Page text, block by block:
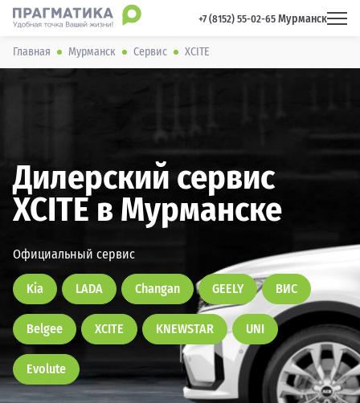
+7 (8152) 55-02-65 Мурманск
Главная Мурманск Сервис XCITE
Дилерский сервис
XCITE в Мурманске
Официальный сервис
Kia LADA Changan GEELY ВИС
Belgee XCITE KNEWSTAR UNI
Evolute